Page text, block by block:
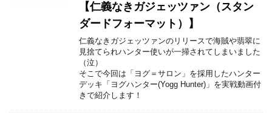
【仁義なきガジェッツァン（スタン
ダードフォーマット）】
仁義なきガジェッツァンのリリースで海賊や翡翠に
見捨てられハンター使いが一掃されてしまいました
（泣）
そこで今回は「ヨグ＝サロン」を採用したハンター
デッキ「ヨグハンター(Yogg Hunter)」を実戦動画付
きで紹介します！